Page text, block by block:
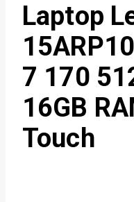
Laptop
7 170
16GB
Touch